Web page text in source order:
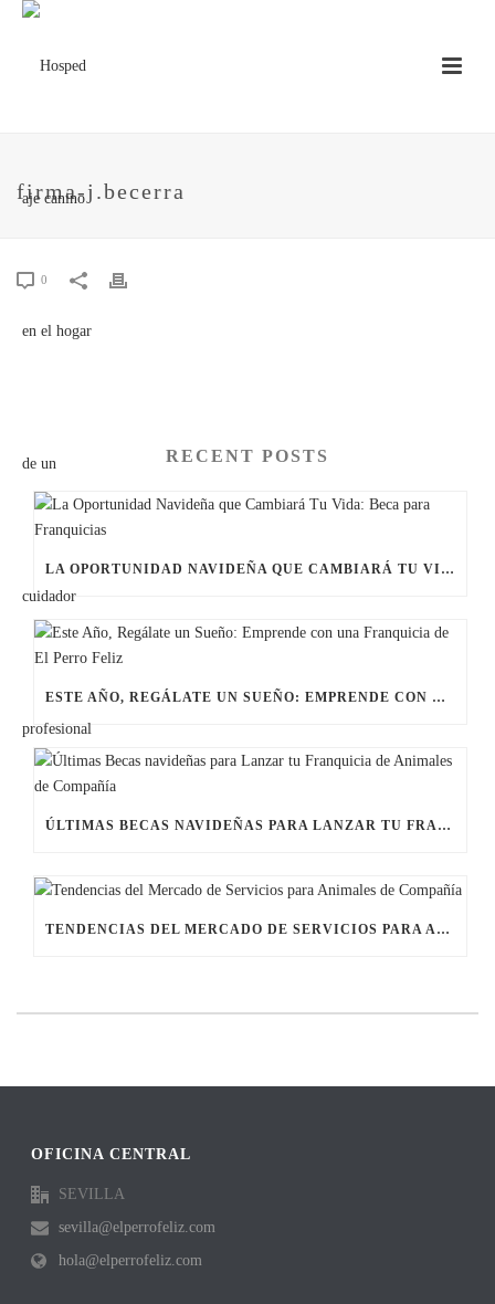
firma-j.becerra
0
RECENT POSTS
LA OPORTUNIDAD NAVIDEÑA QUE CAMBIARÁ TU VIDA: BECA PARA FRANQUICIAS
ESTE AÑO, REGÁLATE UN SUEÑO: EMPRENDE CON UNA FRANQUICIA DE EL PERRO FELIZ
ÚLTIMAS BECAS NAVIDEÑAS PARA LANZAR TU FRANQUICIA DE ANIMALES DE COMPAÑÍA
TENDENCIAS DEL MERCADO DE SERVICIOS PARA ANIMALES DE COMPAÑÍA
OFICINA CENTRAL
SEVILLA
sevilla@elperrofeliz.com
hola@elperrofeliz.com